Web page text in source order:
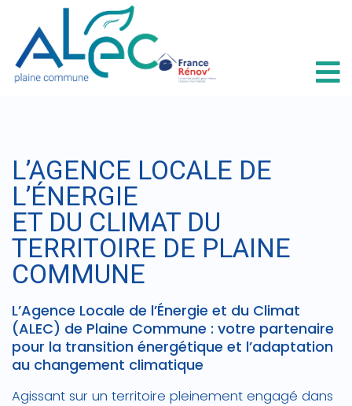
L’AGENCE LOCALE DE
L’ÉNERGIE
ET DU CLIMAT DU
TERRITOIRE DE PLAINE
COMMUNE
L’Agence Locale de l’Énergie et du Climat
(ALEC) de Plaine Commune : votre partenaire
pour la transition énergétique et l’adaptation
au changement climatique
Agissant sur un territoire pleinement engagé dans